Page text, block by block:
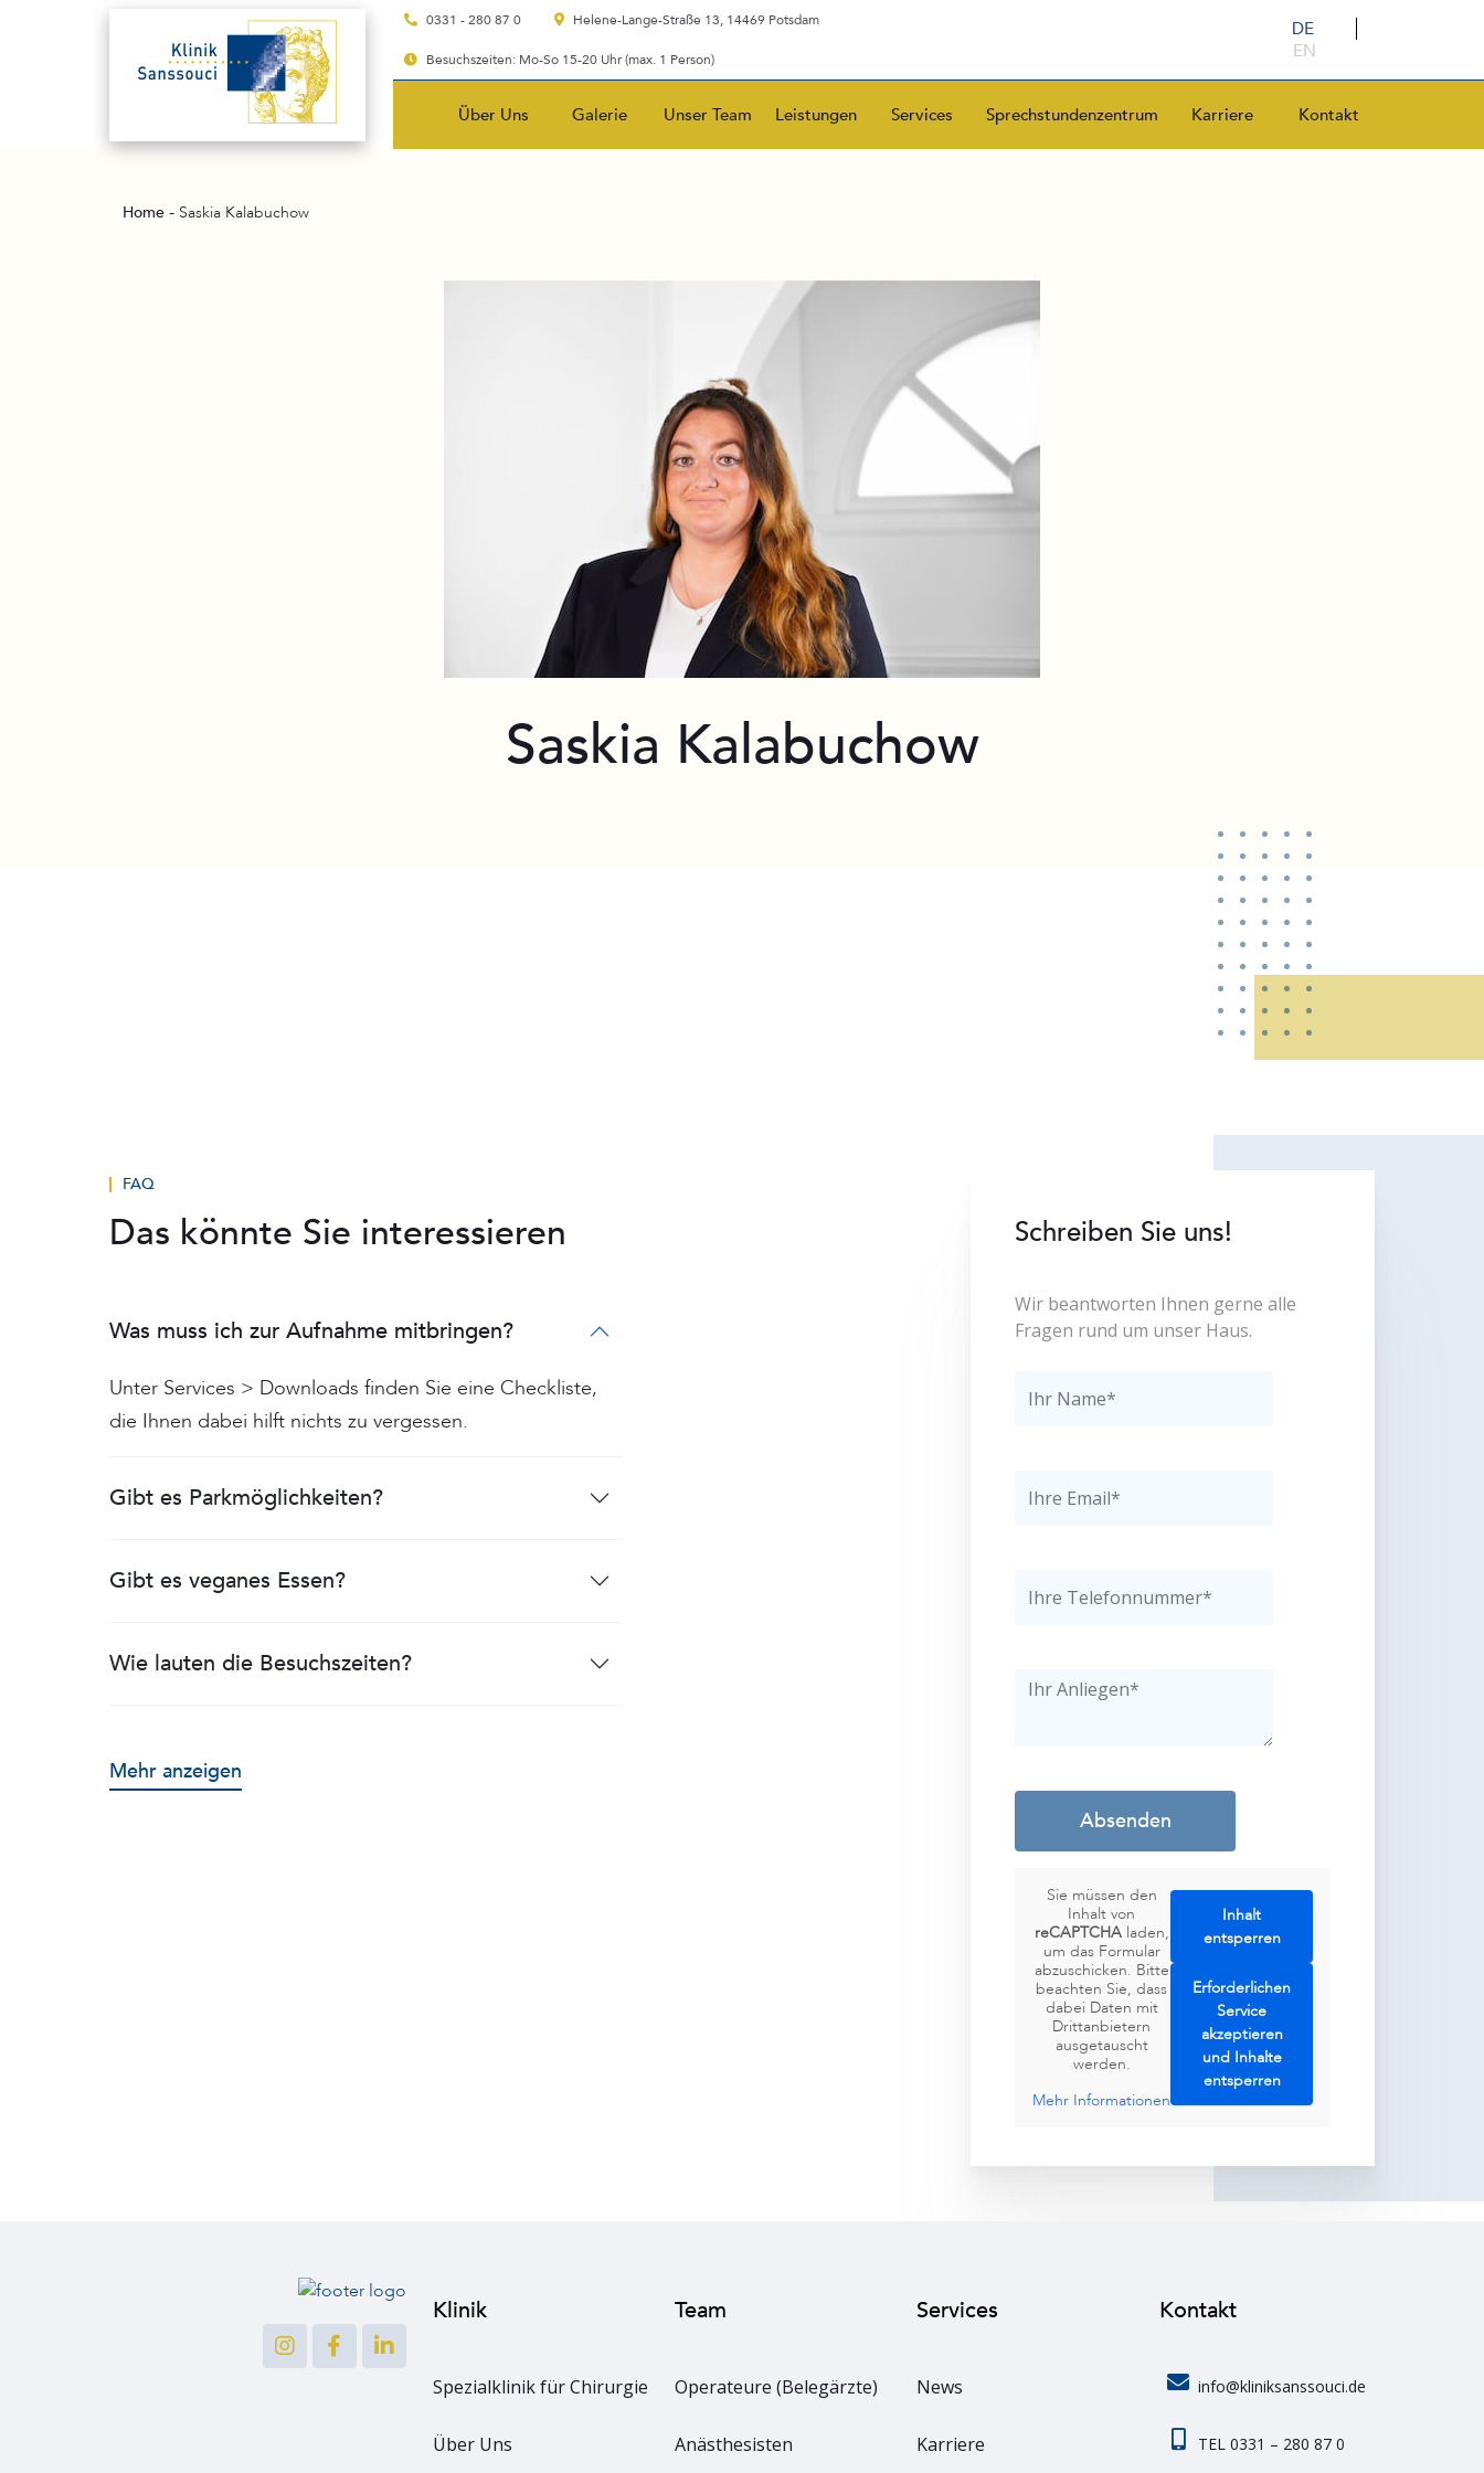
0331 - 280 87 0 Helene-Lange-Straße 13, 14469 Potsdam
Besuchszeiten: Mo-So 15-20 Uhr (max. 1 Person)
DE
EN
Über Uns Galerie Unser Team Leistungen Services Sprechstundenzentrum Karriere Kontakt
Home - Saskia Kalabuchow
Saskia Kalabuchow
FAQ
Das könnte Sie interessieren
Was muss ich zur Aufnahme mitbringen?
Unter Services > Downloads finden Sie eine Checkliste,
die Ihnen dabei hilft nichts zu vergessen.
Gibt es Parkmöglichkeiten?
Gibt es veganes Essen?
Wie lauten die Besuchszeiten?
Mehr anzeigen
Schreiben Sie uns!
Wir beantworten Ihnen gerne alle
Fragen rund um unser Haus.
Sie müssen den
Inhalt von
reCAPTCHAladen,
um das Formular
abzuschicken. Bitte
beachten Sie, dass
dabei Daten mit
Drittanbietern
ausgetauscht
werden.
Mehr Informationen
Inhalt
entsperren
Erforderlichen
Service
akzeptieren
und Inhalte
entsperren
Klinik
Spezialklinik für Chirurgie
Über Uns
Team
Operateure (Belegärzte)
Anästhesisten
Services
News
Karriere
Kontakt
info@kliniksanssouci.de
TEL 0331 – 280 87 0